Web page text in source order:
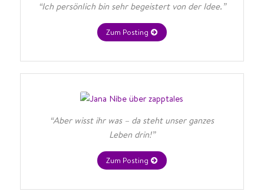
“Ich persönlich bin sehr begeistert von der Idee.”
Zum Posting
“Aber wisst ihr was – da steht unser ganzes
Leben drin!”
Zum Posting